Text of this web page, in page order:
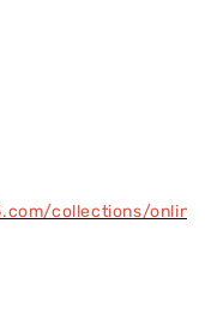
collections/